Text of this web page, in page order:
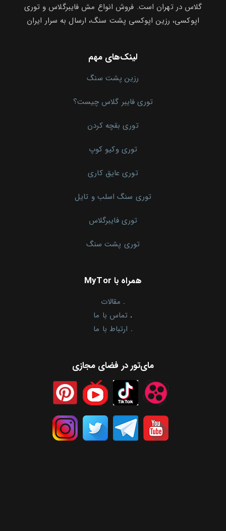
گلاس در تهران است. فروش انواع مش فایبرگلاس و توری
اپوکسی، رزین اپوکسی پشت سنگ، ارسال به سرار ایران
لینک‌های مهم
رزین پشت سنگ
توری فایبر گلاس چیست؟
توری بقچه کردن
توری وکیو کوپ
توری عایق کاری
توری سنگ اسلب و تایل
توری فایبرگلاس
توری پشت سنگ
همراه با MyTor
. مقالات
. تماس با ما
. ارتباط با ما
مای‌تور در فضای مجازی